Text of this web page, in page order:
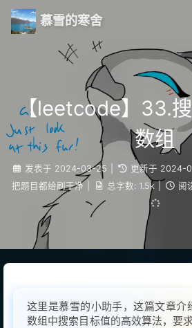
慕雪的寒舍
【leetcode】33.
数组
发表于 2024-03-25 更新于 2024-
把题目都给刷干净
总字数: 1.5k 阅
这里是慕雪的小助手，这篇文章介
数组中搜索目标值的高效算法，要